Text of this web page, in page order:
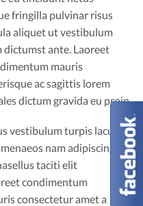
fringilla pulvinar risus
aliquet ut vestibulum
ante. Laoreet
mauris
ac sagittis lorem
dictum gravida eu proin.
vestibulum turpis lacus ut
nam adipiscing
taciti elit
condimentum
consectetur amet a